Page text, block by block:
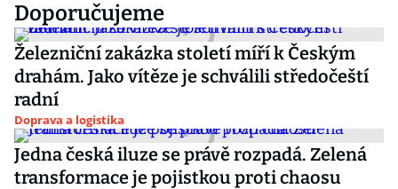
Doporučujeme
Železniční zakázka století míří k Českým
drahám. Jako vítěze je schválili středočeští
radní
Doprava a logistika
Jedna česká iluze se právě rozpadá. Zelená
transformace je pojistkou proti chaosu